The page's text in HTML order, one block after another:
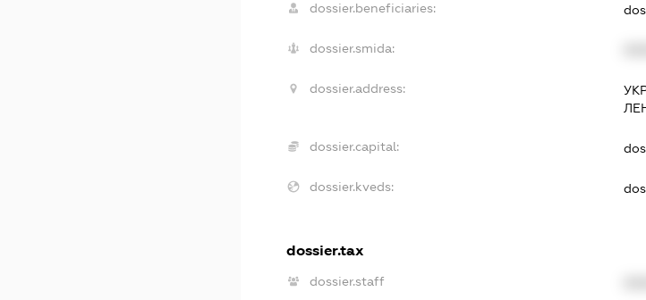
dossier.beneficiaries:
dossier.smida:
dossier.address:
dossier.capital:
dossier.kveds:
dossier.tax
dossier.staff